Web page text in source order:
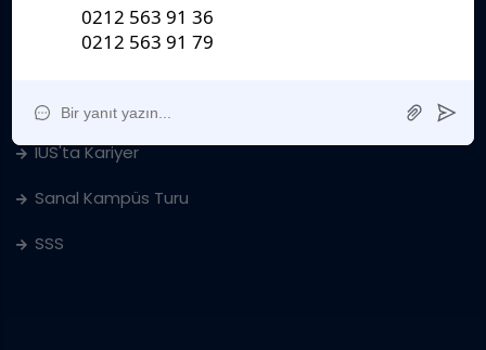
Ders Katalogları
Sanat Galerisi
IUS'ta Kariyer
Sanal Kampüs Turu
SSS